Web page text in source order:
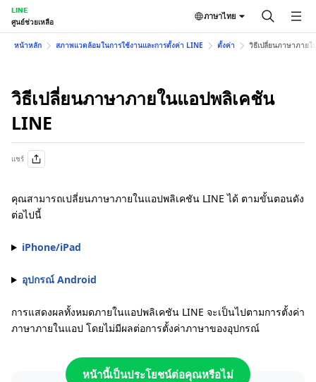
LINE
ศูนย์ช่วยเหลือ
ภาษาไทย
หน้าหลัก สภาพแวดล้อมในการใช้งานและการตั้งค่า LINE ตั้งค่า วิธีเปลี่ยนภาษาภาย
วิธีเปลี่ยนภาษาภายในแอปพลิเคชัน
LINE
แชร์
คุณสามารถเปลี่ยนภาษาภายในแอปพลิเคชัน LINE ได้ ตามขั้นตอนดัง
ต่อไปนี้
iPhone/iPad
อุปกรณ์ Android
การแสดงผลทั้งหมดภายในแอปพลิเคชัน LINE จะเป็นไปตามการตั้งค่า
ภาษาภายในแอป โดยไม่มีผลต่อการตั้งค่าภาษาของอุปกรณ์
หน้านี้เป็นประโยชน์ต่อคุณหรือไม่